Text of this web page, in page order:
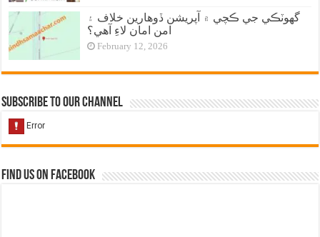
گهوٽڪي جي ڪچي ۾ آپريشن ڏوهارين خلاف ۽
امن امان لاءِ آهي؟
February 12, 2026
Subscribe to our Channel
Find us on Facebook